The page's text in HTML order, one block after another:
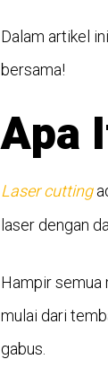
Dalam artikel
bersama!
Apa
Laser cutting
laser dengan
Hampir semua
mulai dari
gabus.